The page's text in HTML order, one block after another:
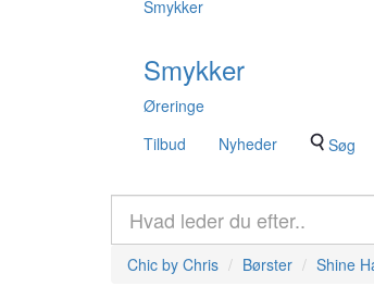
Smykker
Smykker
Øreringe
Tilbud
Nyheder Søg
Chic by Chris Børster Shine